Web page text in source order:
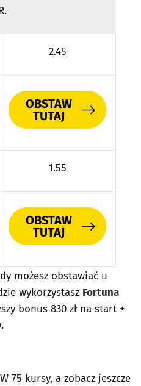
2.45
OBSTAW
TUTAJ
1.55
OBSTAW
TUTAJ
możesz obstawiać u
wykorzystasz Fortuna
bonus 830 zł na start +
75 kursy, a zobacz jeszcze